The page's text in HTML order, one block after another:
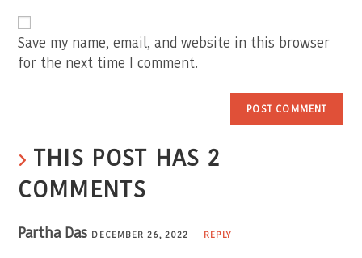
(optional)
Save my name, email, and website in this browser
for the next time I comment.
THIS POST HAS 2
COMMENTS
Partha Das DECEMBER 26, 2022 REPLY